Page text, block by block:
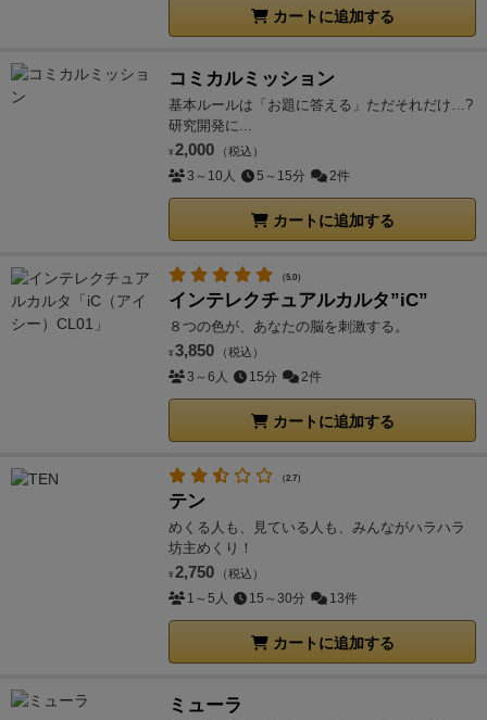
カートに追加する
コミカルミッション
基本ルールは「お題に答える」ただそれだけ…?
研究開発に...
¥ 2,000 （税込）
3～10人 5～15分 2件
カートに追加する
（5.0）
インテレクチュアルカルタ”iC”
８つの色が、あなたの脳を刺激する。
¥ 3,850 （税込）
3～6人 15分 2件
カートに追加する
（2.7）
テン
めくる人も、見ている人も、みんながハラハラ
坊主めくり！
¥ 2,750 （税込）
1～5人 15～30分 13件
カートに追加する
ミューラ